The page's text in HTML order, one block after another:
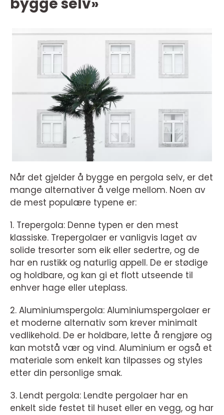
Når det gjelder å bygge en pergola selv, er det
mange alternativer å velge mellom. Noen av
de mest populære typene er:
1. Trepergola: Denne typen er den mest
klassiske. Trepergolaer er vanligvis laget av
solide tresorter som eik eller sedertre, og de
har en rustikk og naturlig appell. De er stødige
og holdbare, og kan gi et flott utseende til
enhver hage eller uteplass.
2. Aluminiumspergola: Aluminiumspergolaer er
et moderne alternativ som krever minimalt
vedlikehold. De er holdbare, lette å rengjøre og
kan motstå vær og vind. Aluminium er også et
materiale som enkelt kan tilpasses og styles
etter din personlige smak.
3. Lendt pergola: Lendte pergolaer har en
enkelt side festet til huset eller en vegg, og har